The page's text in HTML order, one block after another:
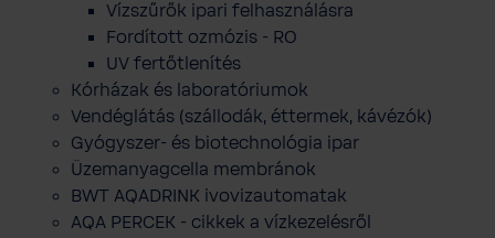
Vízszűrők ipari felhasználásra
Fordított ozmózis - RO
UV fertőtlenítés
Kórházak és laboratóriumok
Vendéglátás (szállodák, éttermek, kávézók)
Gyógyszer- és biotechnológia ipar
Üzemanyagcella membránok
BWT AQADRINK ivovizautomatak
AQA PERCEK - cikkek a vízkezelésről